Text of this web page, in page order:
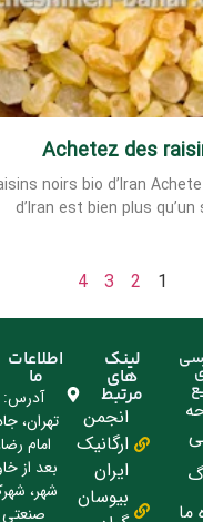
Achetez des
noirs bio d’Iran
d’Iran est bien plus
1
2
3
4
ما
لینک
های
مرتبط
انجمن
ارگانیک
ایران
بیوسان
اطلاعات
ما
آدرس:
تهران،
امام
بعد از
شهر،
صنعتی